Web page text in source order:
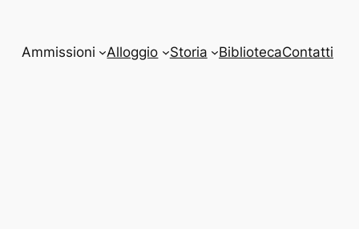
Ammissioni Alloggio Storia BibliotecaContatti